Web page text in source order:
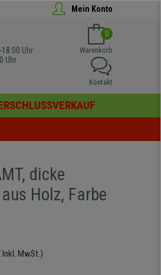
Mein Konto
Uhr
Uhr
0
Warenkorb
Kontakt
dicke
Holz, Farbe
Inkl. MwSt.)